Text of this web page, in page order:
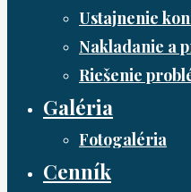
Ustajnenie
Nakladanie a
Riešenie
Galéria
Fotogaléria
Cenník